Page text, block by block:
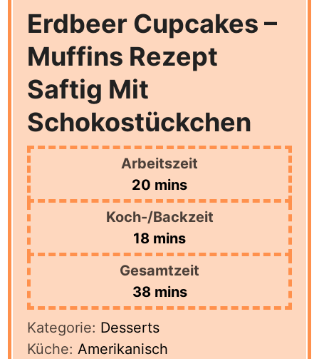
Erdbeer Cupcakes –
Muffins Rezept
Saftig Mit
Schokostückchen
Arbeitszeit
20 minutes
mins
Koch-/Backzeit
18minutes
mins
Gesamtzeit
38minutes
mins
Kategorie: Desserts
Küche: Amerikanisch